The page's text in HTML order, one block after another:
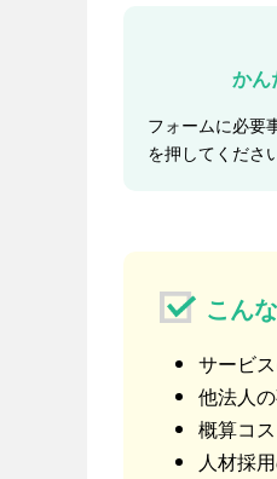
かん
フォームに必要
を押してくださ
こん
サービ
他法人
概算コ
人材採